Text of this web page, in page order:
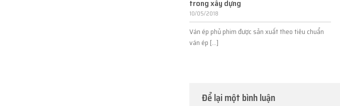
trong xây dựng
10/05/2018
Ván ép phủ phim được sản xuất theo tiêu chuẩn
ván ép [...]
Để lại một bình luận